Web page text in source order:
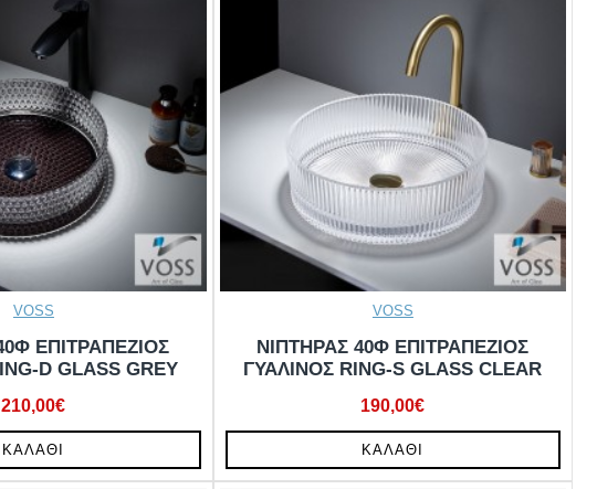
VOSS
ΕΠΙΤΡΑΠΕΖΙΟΣ
D GLASS GREY
210,00€
ΚΑΛΆΘΙ
VOSS
ΝΙΠΤΗΡΑΣ 40Φ ΕΠΙΤΡΑΠΕΖΙΟΣ
ΓΥΑΛΙΝΟΣ RING-S GLASS CLEAR
190,00€
ΚΑΛΆΘΙ